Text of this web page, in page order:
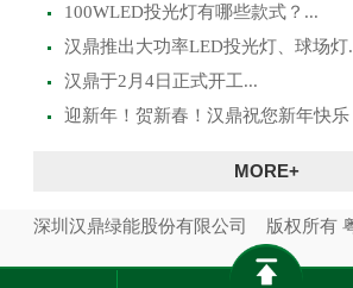
100WLED投光灯有哪些款式？...
汉鼎推出大功率LED投光灯、球场灯
汉鼎于2月4日正式开工...
迎新年！贺新春！汉鼎祝您新年快乐
MORE+
深圳汉鼎绿能股份有限公司 版权所有